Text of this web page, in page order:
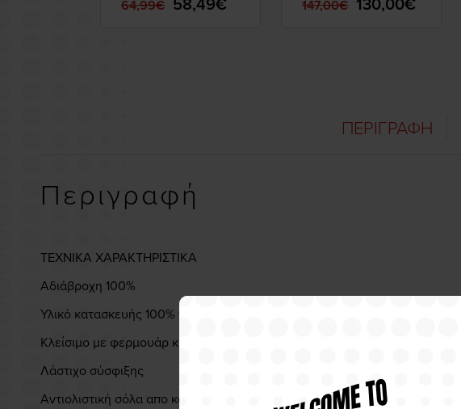
64,99€
125/250/400/500
147,00€
ΠΕΡΙΓΡΑΦΗ
Περιγραφή
ΤΕΧΝΙΚΑ ΧΑΡΑΚΤΗΡΙΣΤΙΚΑ
Αδιάβροχη 100%
Υλικό κατασκευής 100% πολυαμίδιο
Κλείσιμο με φερμουάρ και velcro
Λάστιχο σύσφιξης
Αντιολιστική σόλα απο καουτσούκ